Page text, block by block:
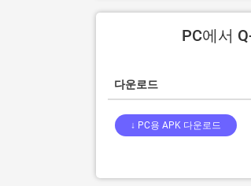
PC에서
다운로드
↓ PC용 APK 다운로드